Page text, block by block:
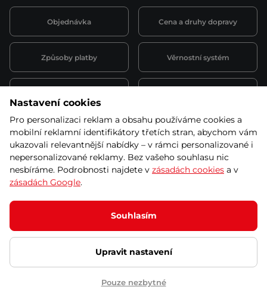
Objednávka Cena a druhy dopravy
Způsoby platby Věrnostní systém
Půjčovna
obchodní podmínky
Kariéra
© 2026 SEVEN SPORT s.r.o Všechna práva vyhrazena
Podle zákona o evidenci tržeb je prodávající povinen vystavit
kupujícímu účtenku.
Zároveň je povinen zaevidovat přijatou tržbu u správce daně online; v
případě technického výpadku pak nejpozději do 48 hodin.
Ochrana osobních údajů Nastavení cookies Vnitřní oznamovací
systém Prohlášení přístupnosti
Nastavení cookies
Pro personalizaci reklam a obsahu používáme cookies a
mobilní reklamní identifikátory třetích stran, abychom vám
ukazovali relevantnější nabídky – v rámci personalizované i
nepersonalizované reklamy. Bez vašeho souhlasu nic
nesbíráme. Podrobnosti najdete v zásadách cookies a v
zásadách Google.
Souhlasím
Upravit nastavení
Pouze nezbytné